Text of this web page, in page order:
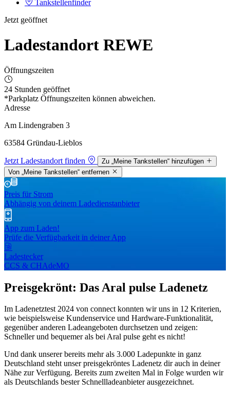
Tankstellenfinder
Jetzt geöffnet
Ladestandort REWE
Öffnungszeiten
24 Stunden geöffnet
*Parkplatz Öffnungszeiten können abweichen.
Adresse
Am Lindengraben 3
63584 Gründau-Lieblos
Jetzt Ladestandort finden
Zu „Meine Tankstellen“ hinzufügen
Von „Meine Tankstellen“ entfernen
Preis für Strom
Abhängig von deinem Ladedienstanbieter
App zum Laden!
Prüfe die Verfügbarkeit in deiner App
Ladestecker
CCS & CHAdeMO
Preisgekrönt: Das Aral pulse Ladenetz
Im Ladenetztest 2024 von connect konnten wir uns in 12 Kriterien,
wie beispielsweise Kundenservice und Hardware-Funktionalität,
gegenüber anderen Ladeangeboten durchsetzen und zeigen:
Schneller und bequemer als bei Aral pulse geht es nicht!
Und dank unserer bereits mehr als 3.000 Ladepunkte in ganz
Deutschland steht unser preisgekröntes Ladenetz dir auch in deiner
Nähe zur Verfügung. Bereits zum zweiten Mal in Folge wurden wir
als Deutschlands bester Schnellladeanbieter ausgezeichnet.